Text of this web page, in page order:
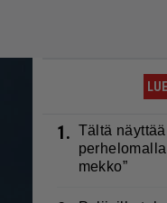
1. Tältä
mekko”